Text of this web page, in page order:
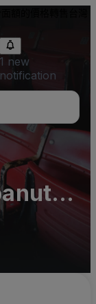
1 new
notification